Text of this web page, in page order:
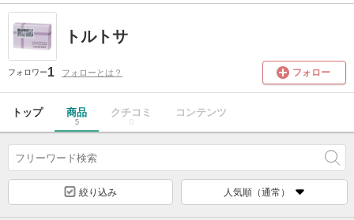
トルトサ
フォロワー1 フォローとは？ フォロー
トップ 商品
5
クチコミ
0
コンテンツ
絞り込み 人気順（通常）